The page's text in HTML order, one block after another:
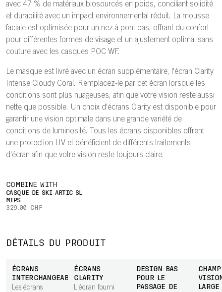
avec 47 % de matériaux biosourcés en poids, conciliant solidité
et durabilité avec un impact environnemental réduit. La mousse
faciale est optimisée pour un nez à pont bas, offrant du confort
pour différentes formes de visage et un ajustement optimal sans
couture avec les casques POC WF.
Le masque est livré avec un écran supplémentaire, l'écran Clarity
Intense Cloudy Coral. Remplacez-le par cet écran lorsque les
conditions sont plus nuageuses, afin que votre vision reste aussi
nette que possible. Un choix d'écrans Clarity est disponible pour
garantir une vision optimale dans une grande variété de
conditions de luminosité. Tous les écrans disponibles offrent
une protection UV et bénéficient de différents traitements
d'écran afin que votre vision reste toujours claire.
COMBINE WITH
CASQUE DE SKI ARTIC SL
MIPS
329.00 CHF
DÉTAILS DU PRODUIT
ÉCRANS
INTERCHANGEABLES
Les écrans
ÉCRANS
CLARITY
L'écran fourni
DESIGN BAS
POUR LE
PASSAGE DE
LARGE